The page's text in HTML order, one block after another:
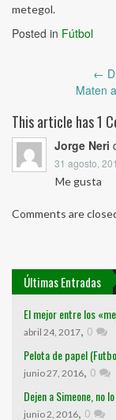
metegol.
Posted in Fútbol
←
Maten
This article has 1
Jorge Neri
31 agosto,
Me gusta
Comments are
Últimas Entradas
El mejor entre los
abril 24, 2017, 0
Pelota de papel
junio 27, 2016, 0
Dejen a Simeone, no
junio 2, 2016, 0